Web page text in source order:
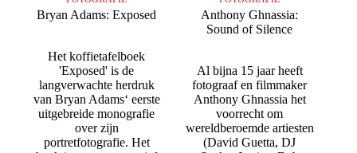
Bryan Adams: Exposed
Het koffietafelboek
'Exposed' is de
langverwachte herdruk
van Bryan Adams‘ eerste
uitgebreide monografie
over zijn
portretfotografie. Het
Anthony Ghnassia:
Sound of Silence
Al bijna 15 jaar heeft
fotograaf en filmmaker
Anthony Ghnassia het
voorrecht om
wereldberoemde artiesten
(David Guetta, DJ